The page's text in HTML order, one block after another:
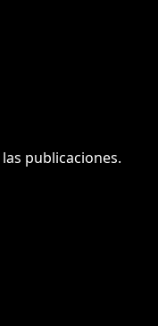
publicaciones.